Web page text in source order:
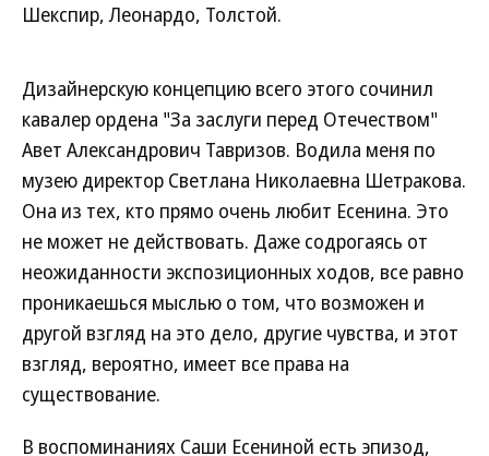
Шекспир, Леонардо, Толстой.
Дизайнерскую концепцию всего этого сочинил
кавалер ордена "За заслуги перед Отечеством"
Авет Александрович Тавризов. Водила меня по
музею директор Светлана Николаевна Шетракова.
Она из тех, кто прямо очень любит Есенина. Это
не может не действовать. Даже содрогаясь от
неожиданности экспозиционных ходов, все равно
проникаешься мыслью о том, что возможен и
другой взгляд на это дело, другие чувства, и этот
взгляд, вероятно, имеет все права на
существование.
В воспоминаниях Саши Есениной есть эпизод,